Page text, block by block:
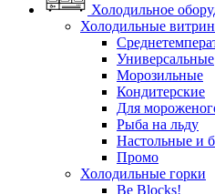
Холодильное
Холодильные
Универсальные
Морозильные
Кондитерские
Для
Рыба на льду
Настольные и
Промо
Холодильные горки
Be Blocks!